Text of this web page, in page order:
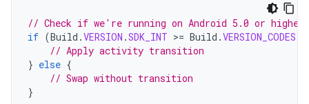
// Check if we're running on Android 5.0 or higher
if (Build .VERSION .SDK_INT >= Build .VERSION_CODES
// Apply activity transition
} else {
// Swap without transition
}